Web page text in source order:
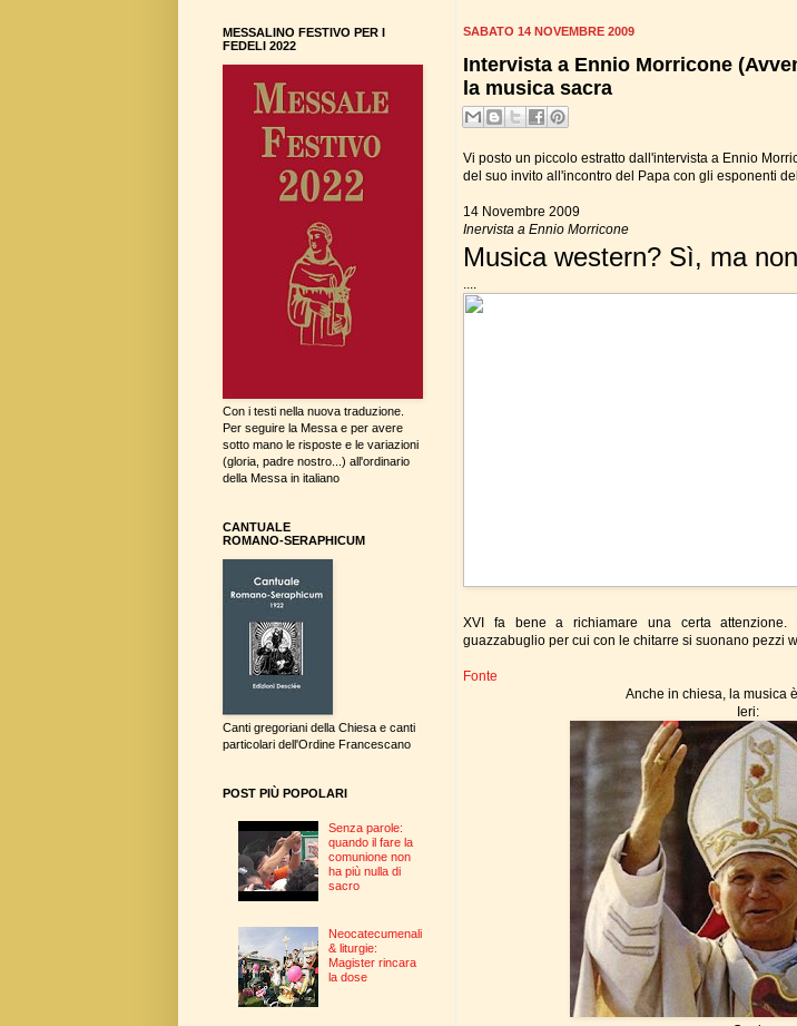
SABATO 14 NOVEMBRE 2009
Intervista a Ennio Morricone
la musica sacra
Vi posto un piccolo estratto dall'intervista a Ennio
del suo invito all'incontro del Papa con gli esponenti
14 Novembre 2009
Inervista a Ennio Morricone
Musica western? Sì, ma
XVI fa bene a richiamare una certa
guazzabuglio per cui con le chitarre si suonano pezzi
Fonte
Anche in chiesa, la musica è
Ieri:
MESSALINO FESTIVO PER I
FEDELI 2022
Con i testi nella nuova traduzione.
Per seguire la Messa e per avere
sotto mano le risposte e le variazioni
(gloria, padre nostro...) all'ordinario
della Messa in italiano
CANTUALE
ROMANO-SERAPHICUM
Canti gregoriani della Chiesa e canti
particolari dell'Ordine Francescano
POST PIÙ POPOLARI
Senza parole:
quando il fare la
comunione non
ha più nulla di
sacro
Neocatecumenali
& liturgie:
Magister rincara
la dose